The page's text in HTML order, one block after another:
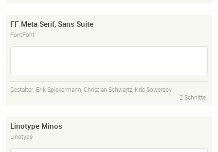
FF Meta Serif, Sans Suite
FontFont
Gestalter: Erik Spiekermann,Christian Schwartz, Kris Sowersby
2 Schnitte
Linotype Minos
Linotype